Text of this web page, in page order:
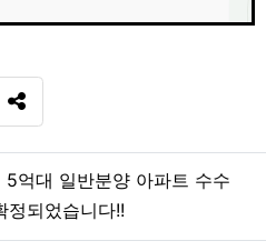
SNS 공유
5억대 일반분양 아파트 수수
되었습니다!!